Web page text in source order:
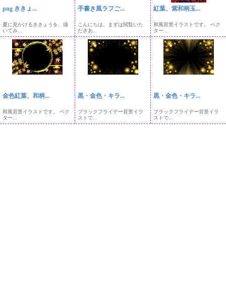
png ききょ...
夏に見かけるききょうを、描
いてみ...
手書き風ラフご...
こんにちは。まずは閲覧いた
だきあ...
紅葉、紫和柄玉...
和風背景イラストです。 ベク
ター...
金色紅葉、和柄...
和風背景イラストです。 ベク
ター...
黒・金色・キラ...
ブラックフライデー背景イラ
ストで...
黒・金色・キラ...
ブラックフライデー背景イラ
ストで...